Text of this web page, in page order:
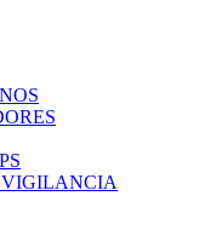
VIGILANCIA